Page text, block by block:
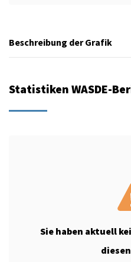
Beschreibung der Grafik
Statistiken WASDE-
Sie haben aktuell